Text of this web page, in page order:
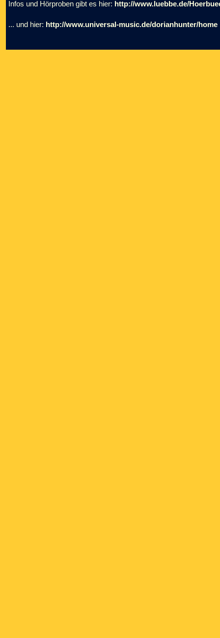
Infos und Hörproben gibt es hier: http://www.luebbe.de/
... und hier: http://www.universal-music.de/dorianhunter/home